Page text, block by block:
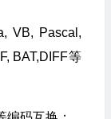
VB, Pascal,
BAT,DIFF等